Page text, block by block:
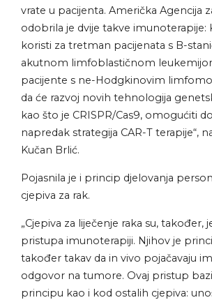
vrate u pacijenta. Američka Agencija
odobrila je dvije takve imunoterapije:
koristi za tretman pacijenata s B-
akutnom limfoblastičnom
pacijente s ne-Hodgkinovim
da će razvoj novih tehnologija
kao što je CRISPR/Cas9, omogućiti
napredak strategija CAR-T terapije“,
Kučan Brlić.
Pojasnila je i princip djelovanja
cjepiva za rak.
„Cjepiva za liječenje raka su, također,
pristupa imunoterapiji. Njihov je
također takav da in vivo pojačavaju
odgovor na tumore. Ovaj pristup
principu kao i kod ostalih cjepiva: